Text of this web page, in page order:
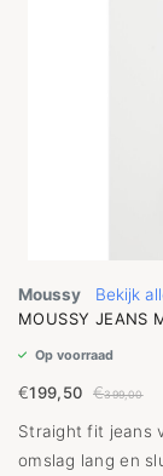
Moussy
Bekijk
MOUSSY JEANS
Op voorraad
€199,50 €399,00
Straight fit jeans
omslag lang en